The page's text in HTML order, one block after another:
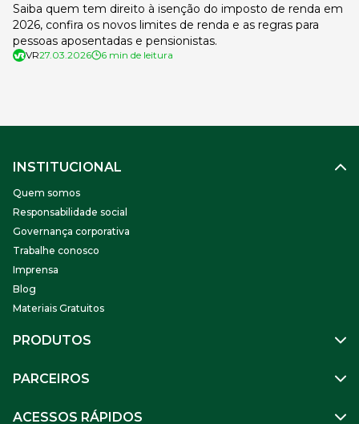
Saiba quem tem direito à isenção do imposto de renda em
2026, confira os novos limites de renda e as regras para
pessoas aposentadas e pensionistas.
VR27.03.2026 6 min de leitura
INSTITUCIONAL
Quem somos
Responsabilidade social
Governança corporativa
Trabalhe conosco
Imprensa
Blog
Materiais Gratuitos
PRODUTOS
Benefícios
PARCEIROS
ACESSOS RÁPIDOS